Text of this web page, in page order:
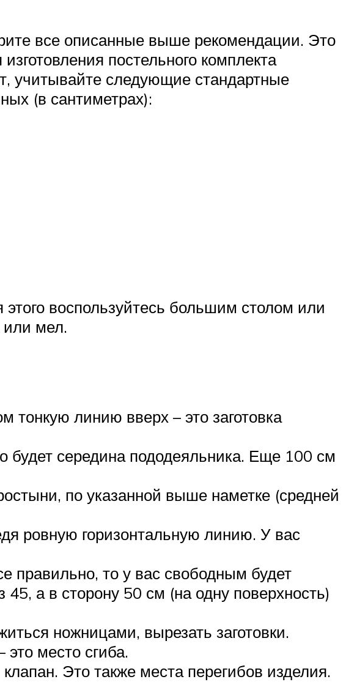
все описанные выше рекомендации. Это
постельного комплекта
учитывайте следующие стандартные
(в сантиметрах):
воспользуйтесь большим столом или
или мел.
тонкую линию вверх – это заготовка
будет середина пододеяльника. Еще 100 см
по указанной выше наметке (средней
ровную горизонтальную линию. У вас
правильно, то у вас свободным будет
а в сторону 50 см (на одну поверхность)
ножницами, вырезать заготовки.
место сгиба.
Это также места перегибов изделия.